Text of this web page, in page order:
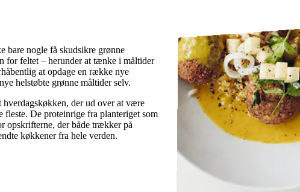
bare nogle få skudsikre grønne
for feltet – herunder at tænke i måltider
at opdage en række nye
helstøbte grønne måltider selv.
der ud over at være
De proteinrige fra planteriget som
opskrifterne, der både trækker på
køkkener fra hele verden.